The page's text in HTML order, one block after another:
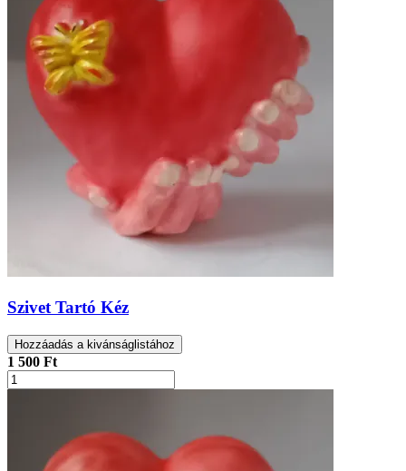
Szivet Tartó Kéz
Hozzáadás a kivánságlistához
1 500 Ft